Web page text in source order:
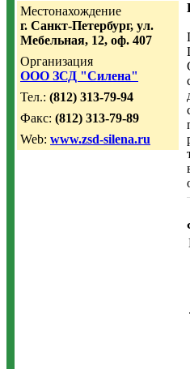
Местонахождение
г. Санкт-Петербург, ул.
Мебельная, 12, оф. 407
Организация
ООО ЗСД "Силена"
Тел.: (812) 313-79-94
Факс: (812) 313-79-89
Web: www.zsd-silena.ru